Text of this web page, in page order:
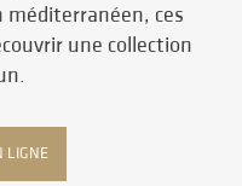
méditerranéen, ces
une collection
LIGNE